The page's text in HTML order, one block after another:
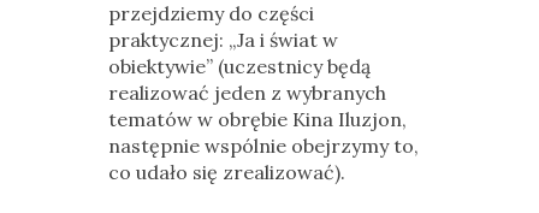
przejdziemy do części
praktycznej: „Ja i świat w
obiektywie” (uczestnicy będą
realizować jeden z wybranych
tematów w obrębie Kina Iluzjon,
następnie wspólnie obejrzymy to,
co udało się zrealizować).